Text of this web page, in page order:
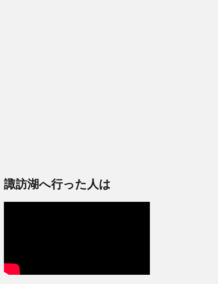
諏訪湖へ行った人は